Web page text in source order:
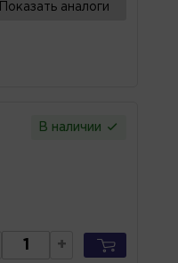
Показать аналоги
В наличии
+